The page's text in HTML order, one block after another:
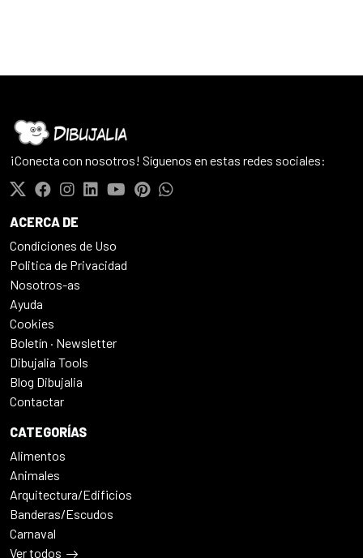
¡Conecta con nosotros! Síguenos en estas redes sociales:
ACERCA DE
Condiciones de Uso
Politica de Privacidad
Nosotros-as
Ayuda
Cookies
Boletín · Newsletter
Dibujalia Tools
Blog Dibujalia
Contactar
CATEGORÍAS
Alimentos
Animales
Arquitectura/Edificios
Banderas/Escudos
Carnaval
Ver todos